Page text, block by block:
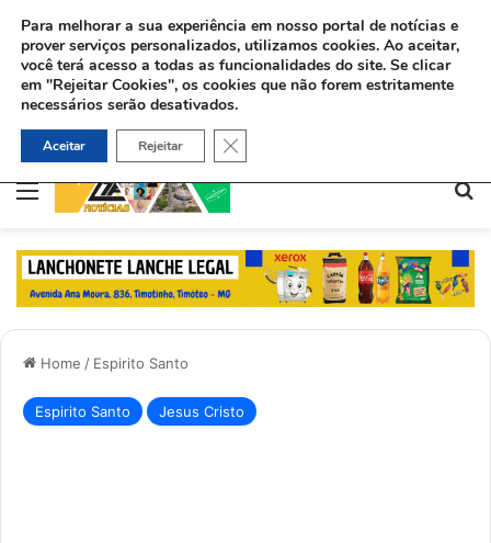
Menu
Home / Espirito Santo
Espirito Santo Jesus Cristo
Para melhorar a sua experiência em nosso portal de notícias e
prover serviços personalizados, utilizamos cookies. Ao aceitar,
você terá acesso a todas as funcionalidades do site. Se clicar
em "Rejeitar Cookies", os cookies que não forem estritamente
necessários serão desativados.
Aceitar Rejeitar Close GDPR Cookie Banner